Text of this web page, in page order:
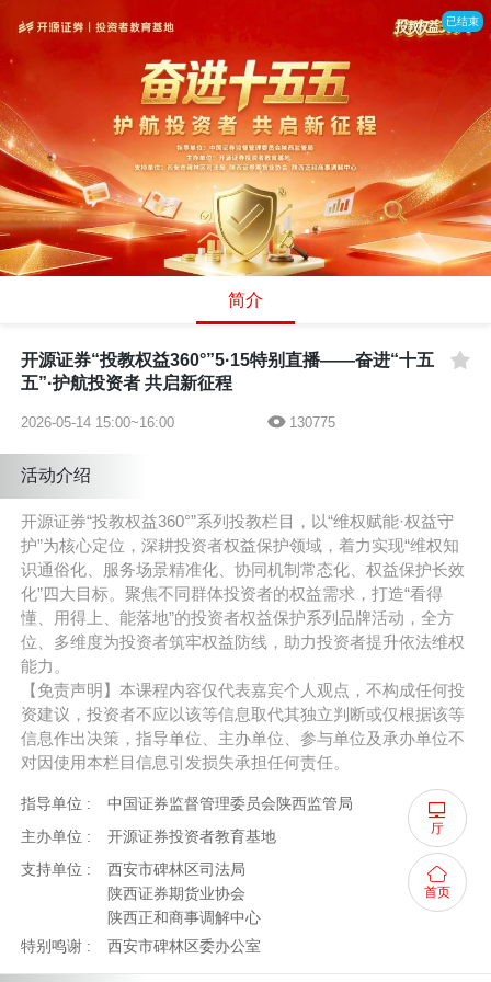
已结束
简介
开源证券“投教权益360°”5·15特别直播——奋进“十五
五”·护航投资者 共启新征程
2026-05-14 15:00~16:00 130775
活动介绍
ㅤㅤ开源证券“投教权益360°”系列投教栏目，以“维权赋能·权益守
护”为核心定位，深耕投资者权益保护领域，着力实现“维权知
识通俗化、服务场景精准化、协同机制常态化、权益保护长效
化”四大目标。聚焦不同群体投资者的权益需求，打造“看得
懂、用得上、能落地”的投资者权益保护系列品牌活动，全方
位、多维度为投资者筑牢权益防线，助力投资者提升依法维权
能力。
ㅤㅤ【免责声明】本课程内容仅代表嘉宾个人观点，不构成任何投
资建议，投资者不应以该等信息取代其独立判断或仅根据该等
信息作出决策，指导单位、主办单位、参与单位及承办单位不
对因使用本栏目信息引发损失承担任何责任。
指导单位 :
中国证券监督管理委员会陕西监管局
主办单位 :
开源证券投资者教育基地
支持单位 :
西安市碑林区司法局
陕西证券期货业协会
陕西正和商事调解中心
特别鸣谢 :
西安市碑林区委办公室
厅
首页